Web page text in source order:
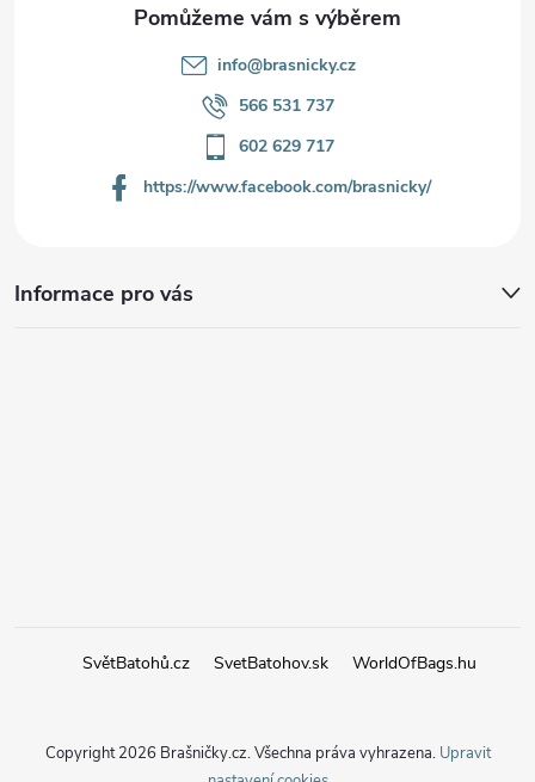
info@brasnicky.cz
566 531 737
602 629 717
https://www.facebook.com/brasnicky/
Informace pro vás
SvětBatohů.cz SvetBatohov.sk WorldOfBags.hu
Copyright 2026 Brašničky.cz. Všechna práva vyhrazena. Upravit